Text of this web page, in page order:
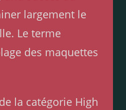
largement le
Le terme
des maquettes
la catégorie High